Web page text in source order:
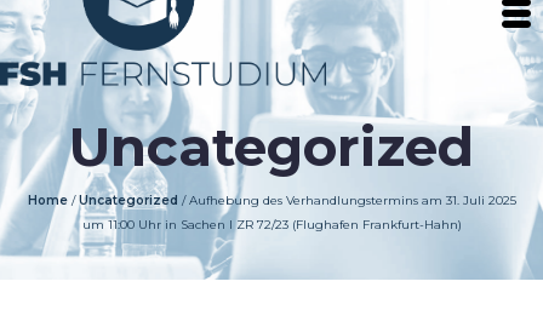
Uncategorized
Home / Uncategorized / Aufhebung des Verhandlungstermins am 31. Juli 2025
um 11:00 Uhr in Sachen I ZR 72/23 (Flughafen Frankfurt-Hahn)